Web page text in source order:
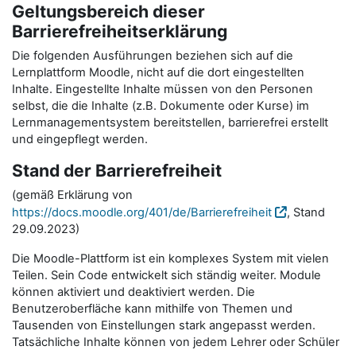
Geltungsbereich dieser
Barrierefreiheitserklärung
Die folgenden Ausführungen beziehen sich auf die
Lernplattform Moodle, nicht auf die dort eingestellten
Inhalte. Eingestellte Inhalte müssen von den Personen
selbst, die die Inhalte (z.B. Dokumente oder Kurse) im
Lernmanagementsystem bereitstellen, barrierefrei erstellt
und eingepflegt werden.
Stand der Barrierefreiheit
(gemäß Erklärung von
https://docs.moodle.org/401/de/Barrierefreiheit
, Stand
29.09.2023)
Die Moodle-Plattform ist ein komplexes System mit vielen
Teilen. Sein Code entwickelt sich ständig weiter. Module
können aktiviert und deaktiviert werden. Die
Benutzeroberfläche kann mithilfe von Themen und
Tausenden von Einstellungen stark angepasst werden.
Tatsächliche Inhalte können von jedem Lehrer oder Schüler